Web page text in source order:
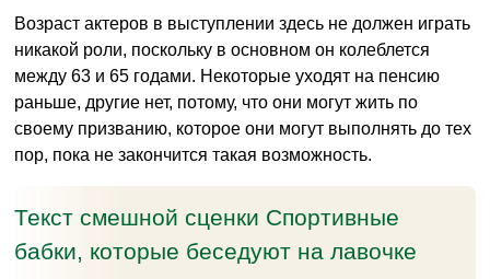
Возраст актеров в выступлении здесь не должен играть
никакой роли, поскольку в основном он колеблется
между 63 и 65 годами. Некоторые уходят на пенсию
раньше, другие нет, потому, что они могут жить по
своему призванию, которое они могут выполнять до тех
пор, пока не закончится такая возможность.
Текст смешной сценки Спортивные
бабки, которые беседуют на лавочке